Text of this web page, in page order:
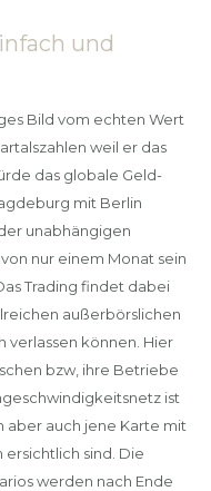
und
Bild vom echten Wert
weil er das
das globale Geld-
mit Berlin
unabhängigen
nur einem Monat sein
Trading findet dabei
außerbörslichen
verlassen können. Hier
bzw, ihre Betriebe
ist
aber auch jene Karte mit
sind. Die
werden nach Ende